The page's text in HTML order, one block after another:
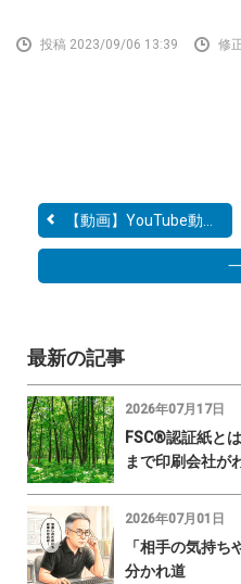
投稿 2023/09/06 13:39 修
【動画】YouTube動画に台...
最新の記事
2026年07月17日
FSC®認証紙と
まで印刷会社が
2026年07月01日
「相手の気持
分かれ道